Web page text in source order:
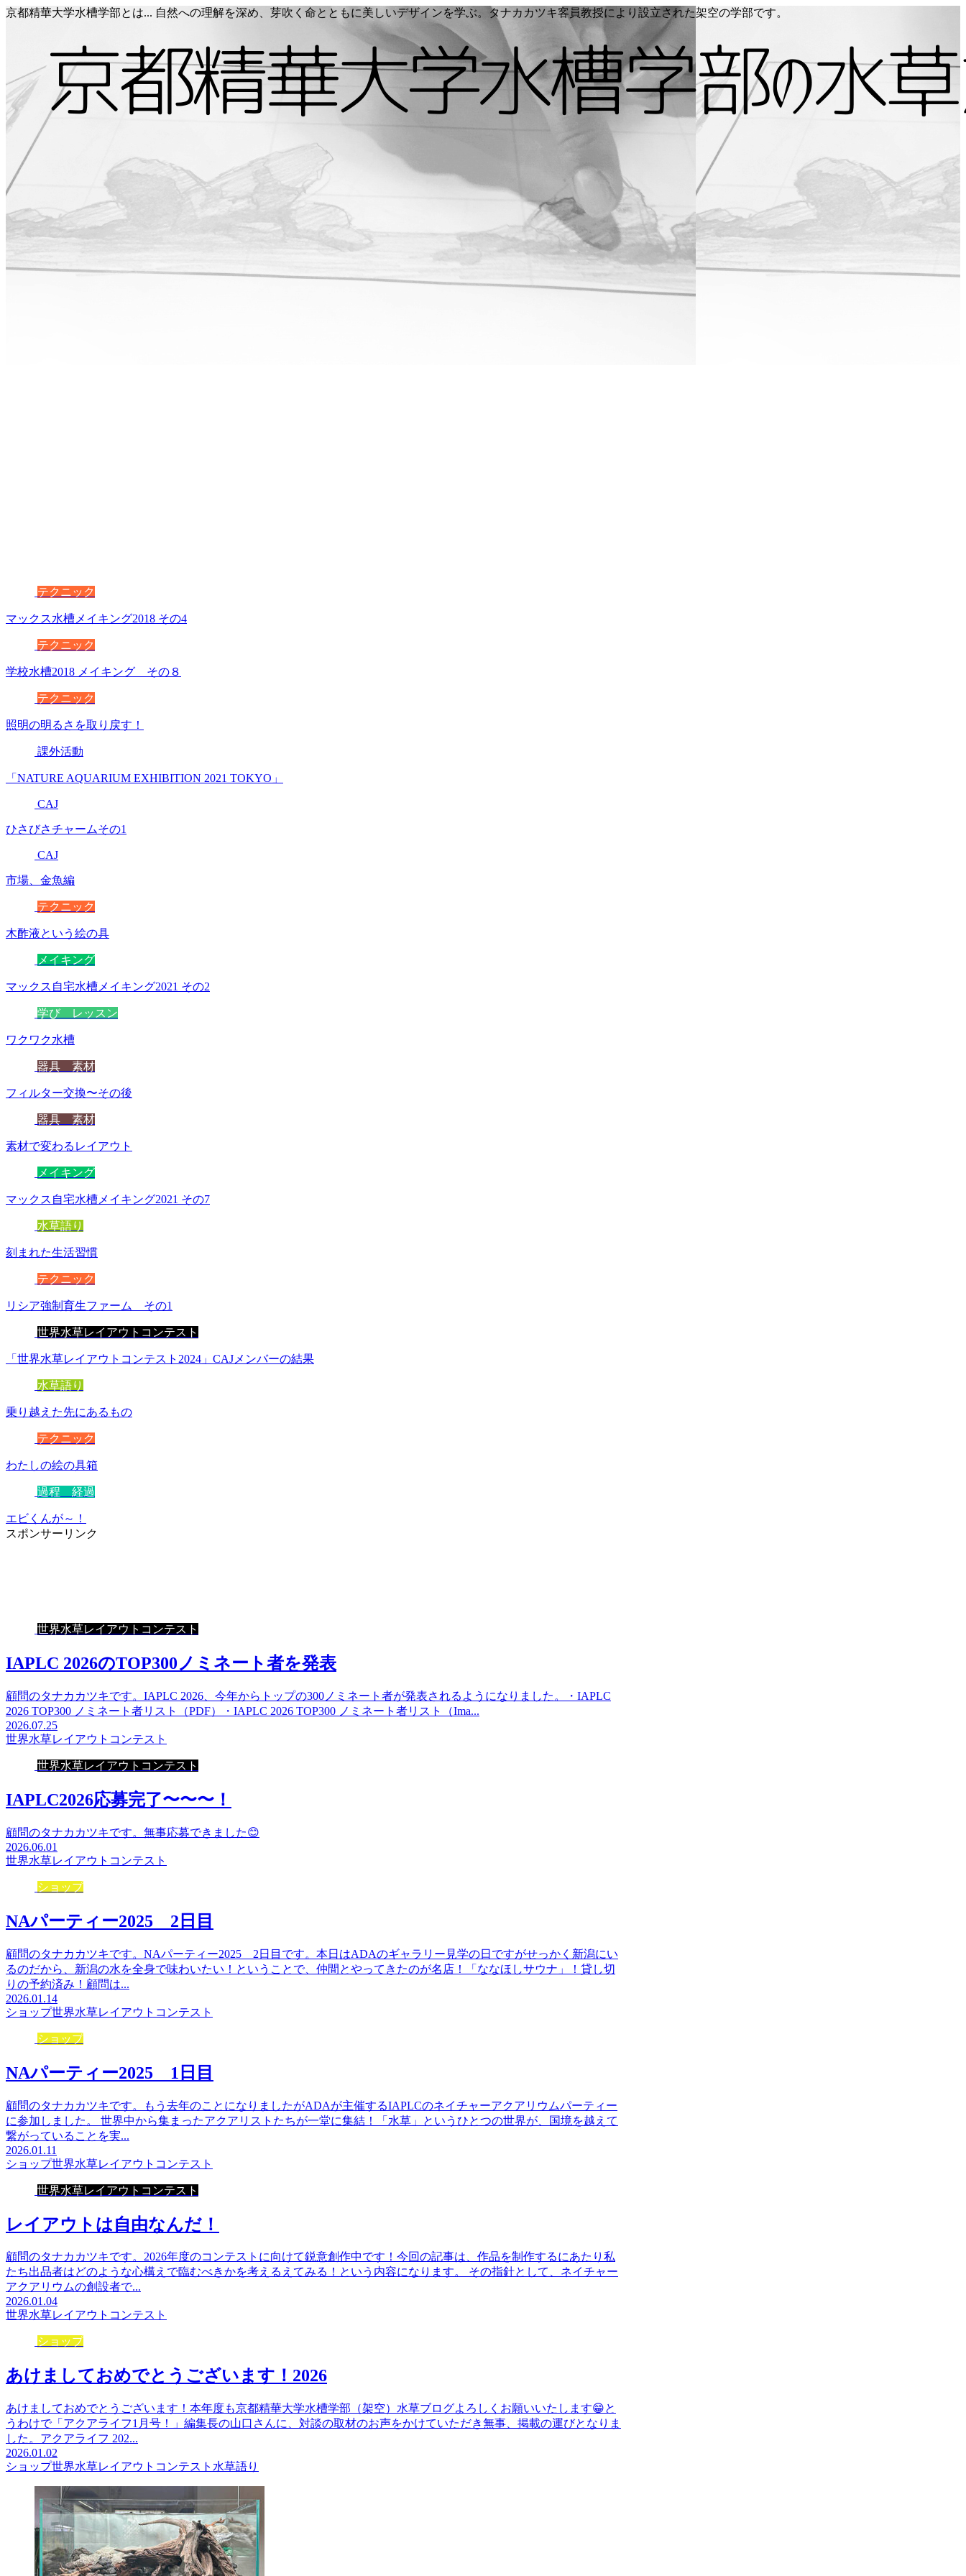
京都精華大学水槽学部とは... 自然への理解を深め、芽吹く命とともに美しいデザインを学ぶ。タナカカツキ客員教授により設立された架空の学部です。
テクニック
マックス水槽メイキング2018 その4
テクニック
学校水槽2018 メイキング その８
テクニック
照明の明るさを取り戻す！
課外活動
「NATURE AQUARIUM EXHIBITION 2021 TOKYO」
CAJ
ひさびさチャームその1
CAJ
市場、金魚編
テクニック
木酢液という絵の具
メイキング
マックス自宅水槽メイキング2021 その2
学び レッスン
ワクワク水槽
器具 素材
フィルター交換〜その後
器具 素材
素材で変わるレイアウト
メイキング
マックス自宅水槽メイキング2021 その7
水草語り
刻まれた生活習慣
テクニック
リシア強制育生ファーム その1
世界水草レイアウトコンテスト
「世界水草レイアウトコンテスト2024」CAJメンバーの結果
水草語り
乗り越えた先にあるもの
テクニック
わたしの絵の具箱
過程 経過
エビくんが～！
スポンサーリンク
世界水草レイアウトコンテスト
IAPLC 2026のTOP300ノミネート者を発表
顧問のタナカカツキです。IAPLC 2026、今年からトップの300ノミネート者が発表されるようになりました。・IAPLC
2026 TOP300 ノミネート者リスト（PDF）・IAPLC 2026 TOP300 ノミネート者リスト（Ima...
2026.07.25
世界水草レイアウトコンテスト
世界水草レイアウトコンテスト
IAPLC2026応募完了〜〜〜！
顧問のタナカカツキです。無事応募できました😊
2026.06.01
世界水草レイアウトコンテスト
ショップ
NAパーティー2025 2日目
顧問のタナカカツキです。NAパーティー2025 2日目です。本日はADAのギャラリー見学の日ですがせっかく新潟にい
るのだから、新潟の水を全身で味わいたい！ということで、仲間とやってきたのが名店！「ななほしサウナ」！貸し切
りの予約済み！顧問は...
2026.01.14
ショップ世界水草レイアウトコンテスト
ショップ
NAパーティー2025 1日目
顧問のタナカカツキです。もう去年のことになりましたがADAが主催するIAPLCのネイチャーアクアリウムパーティー
に参加しました。 世界中から集まったアクアリストたちが一堂に集結！「水草」というひとつの世界が、国境を越えて
繋がっていることを実...
2026.01.11
ショップ世界水草レイアウトコンテスト
世界水草レイアウトコンテスト
レイアウトは自由なんだ！
顧問のタナカカツキです。2026年度のコンテストに向けて鋭意創作中です！今回の記事は、作品を制作するにあたり私
たち出品者はどのような心構えで臨むべきかを考えるえてみる！という内容になります。 その指針として、ネイチャー
アクアリウムの創設者で...
2026.01.04
世界水草レイアウトコンテスト
ショップ
あけましておめでとうございます！2026
あけましておめでとうございます！本年度も京都精華大学水槽学部（架空）水草ブログよろしくお願いいたします😁と
うわけで「アクアライフ1月号！」編集長の山口さんに、対談の取材のお声をかけていただき無事、掲載の運びとなりま
した。アクアライフ 202...
2026.01.02
ショップ世界水草レイアウトコンテスト 水草語り